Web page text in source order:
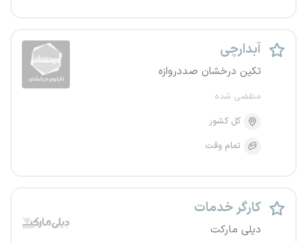
آبدارچی
تکین درخشان صددروازه
منقضی شده
کل کشور
تمام وقت
کارگر خدمات
دیلی مارکت